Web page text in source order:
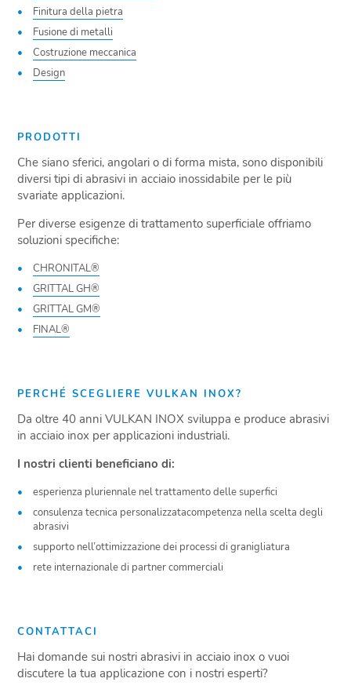
Finitura della pietra
Fusione di metalli
Costruzione meccanica
Design
PRODOTTI
Che siano sferici, angolari o di forma mista, sono disponibili
diversi tipi di abrasivi in acciaio inossidabile per le più
svariate applicazioni.
Per diverse esigenze di trattamento superficiale offriamo
soluzioni specifiche:
CHRONITAL®
GRITTAL GH®
GRITTAL GM®
FINAL®
PERCHÉ SCEGLIERE VULKAN INOX?
Da oltre 40 anni VULKAN INOX sviluppa e produce abrasivi
in acciaio inox per applicazioni industriali.
I nostri clienti beneficiano di:
esperienza pluriennale nel trattamento delle superfici
consulenza tecnica personalizzatacompetenza nella scelta degli
abrasivi
supporto nell’ottimizzazione dei processi di granigliatura
rete internazionale di partner commerciali
CONTATTACI
Hai domande sui nostri abrasivi in acciaio inox o vuoi
discutere la tua applicazione con i nostri esperti?